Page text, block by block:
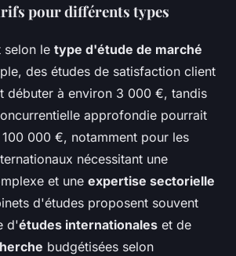
pour différents types
selon le type d'étude de marché
des études de satisfaction client
débuter à environ 3 000 €, tandis
approfondie pourrait
000 €, notamment pour les
nécessitant une
et une expertise sectorielle
d'études proposent souvent
d'études internationales et de
budgétisées selon